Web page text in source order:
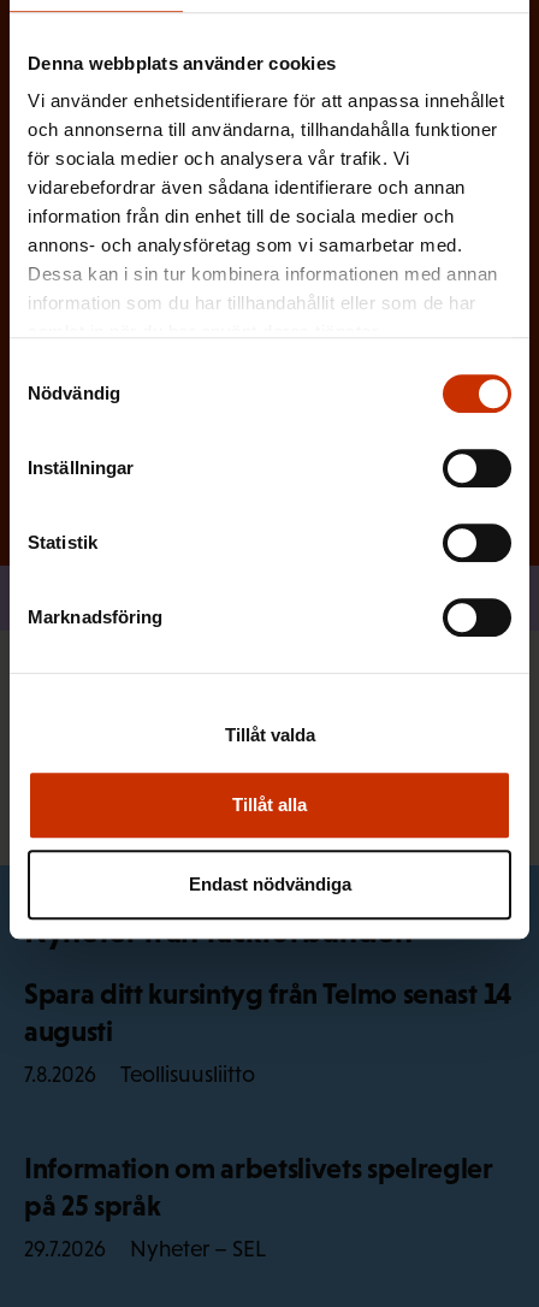
Denna webbplats använder cookies
Vi använder enhetsidentifierare för att anpassa innehållet
och annonserna till användarna, tillhandahålla funktioner
för sociala medier och analysera vår trafik. Vi
vidarebefordrar även sådana identifierare och annan
information från din enhet till de sociala medier och
annons- och analysföretag som vi samarbetar med.
Dessa kan i sin tur kombinera informationen med annan
information som du har tillhandahållit eller som de har
Nödvändig
Inställningar
Statistik
Marknadsföring
Tillåt alla
Tillåt valda
Endast nödvändiga
g
Nyheter från fackförbunden
Spara ditt kursintyg från Telmo senast 14
augusti
7.8.2026 Teollisuusliitto
Information om arbetslivets spelregler
på 25 språk
29.7.2026 Nyheter – SEL